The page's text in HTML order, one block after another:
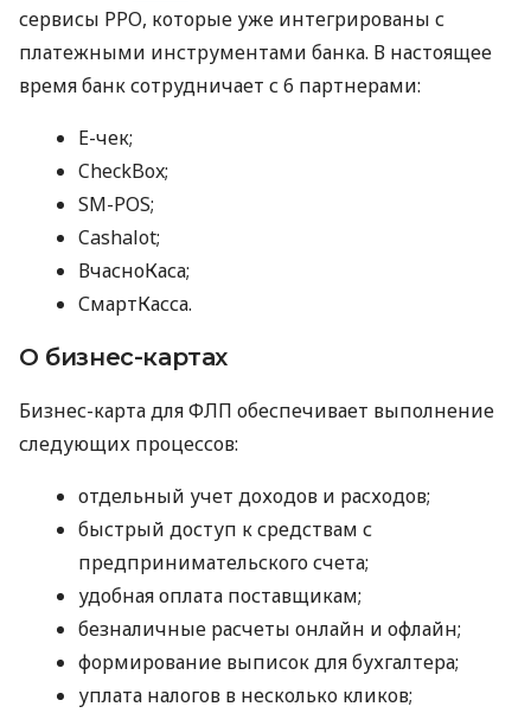
сервисы РРО, которые уже интегрированы с
платежными инструментами банка. В настоящее
время банк сотрудничает с 6 партнерами:
E-чек;
CheckBox;
SM-POS;
Cashalot;
ВчасноКаса;
СмартКасса.
О бизнес-картах
Бизнес-карта для ФЛП обеспечивает выполнение
следующих процессов:
отдельный учет доходов и расходов;
быстрый доступ к средствам с
предпринимательского счета;
удобная оплата поставщикам;
безналичные расчеты онлайн и офлайн;
формирование выписок для бухгалтера;
уплата налогов в несколько кликов;